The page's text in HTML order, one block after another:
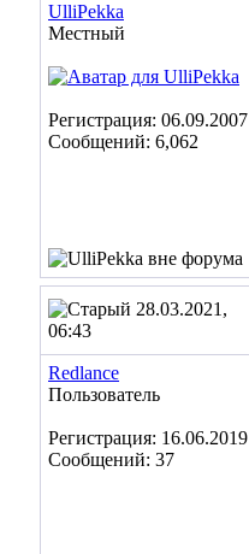
UlliPekka
Местный
Регистрация: 06.09.2007
Сообщений: 6,062
28.03.2021,
06:43
Redlance
Пользователь
Регистрация: 16.06.2019
Сообщений: 37